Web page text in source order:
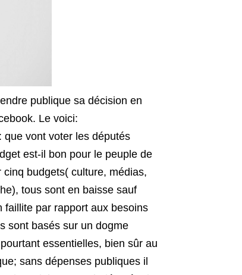
publique sa décision en
Le voici:
que vont voter les députés
est-il bon pour le peuple de
budgets( culture, médias,
tous sont en baisse sauf
faillite par rapport aux besoins
sont basés sur un dogme
essentielles, bien sûr au
sans dépenses publiques il